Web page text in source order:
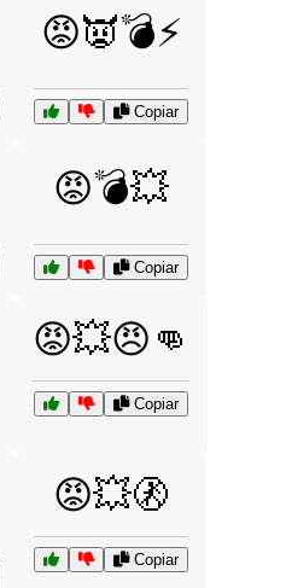
😡👿💣⚡
Copiar
😡💣💥
Copiar
😡💥😠👊
Copiar
😡💥🚷
Copiar